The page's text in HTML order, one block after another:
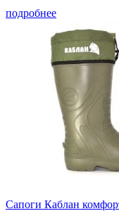
подробнее
Сапоги Каблан